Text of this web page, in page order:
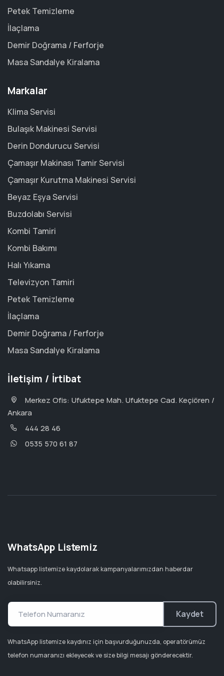
Petek Temizleme
İlaçlama
Demir Doğrama / Ferforje
Masa Sandalye Kiralama
Markalar
Klima Servisi
Bulaşık Makinesi Servisi
Derin Dondurucu Servisi
Çamaşır Makinası Tamir Servisi
Çamaşır Kurutma Makinesi Servisi
Beyaz Eşya Servisi
Buzdolabı Servisi
Kombi Tamiri
Kombi Bakımı
Halı Yıkama
Televizyon Tamiri
Petek Temizleme
İlaçlama
Demir Doğrama / Ferforje
Masa Sandalye Kiralama
İletişim / İrtibat
Merkez Ofis: Ufuktepe Mah. Ufuktepe Cad. Keçiören /
Ankara
444 28 46
0535 570 61 87
WhatsApp Listemiz
Whatsapp listemize kaydolarak kampanyalarımızdan haberdar
olabilirsiniz.
Kaydet
WhatsApp listemize kaydınız için başvurduğunuzda, operatörümüz
telefon numaranızı ekleyecek ve size bilgi mesajı gönderecektir.